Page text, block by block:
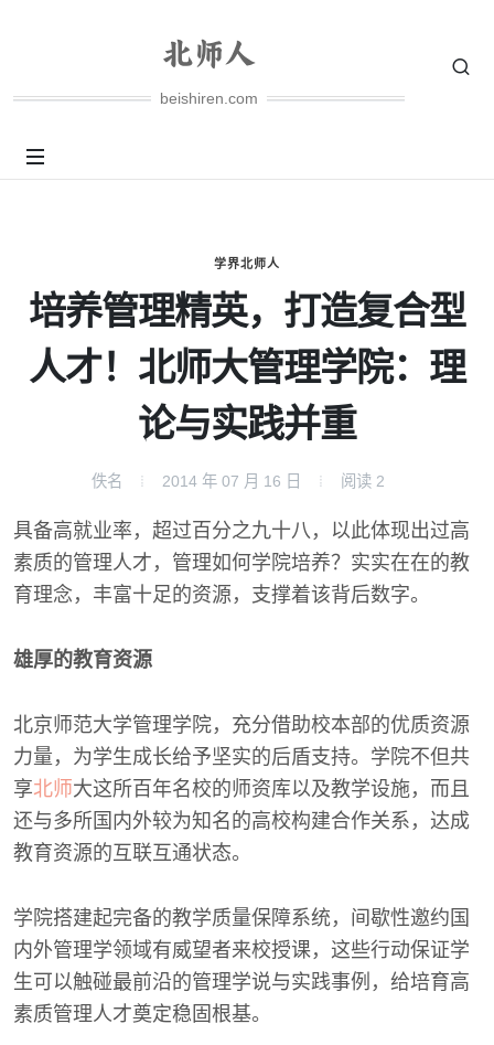
beishiren.com
学界北师人
培养管理精英，打造复合型
人才！北师大管理学院：理
论与实践并重
佚名 2014 年 07 月 16 日 阅读 2
具备高就业率，超过百分之九十八，以此体现出过高
素质的管理人才，管理如何学院培养？实实在在的教
育理念，丰富十足的资源，支撑着该背后数字。
雄厚的教育资源
北京师范大学管理学院，充分借助校本部的优质资源
力量，为学生成长给予坚实的后盾支持。学院不但共
享北师大这所百年名校的师资库以及教学设施，而且
还与多所国内外较为知名的高校构建合作关系，达成
教育资源的互联互通状态。
学院搭建起完备的教学质量保障系统，间歇性邀约国
内外管理学领域有威望者来校授课，这些行动保证学
生可以触碰最前沿的管理学说与实践事例，给培育高
素质管理人才奠定稳固根基。